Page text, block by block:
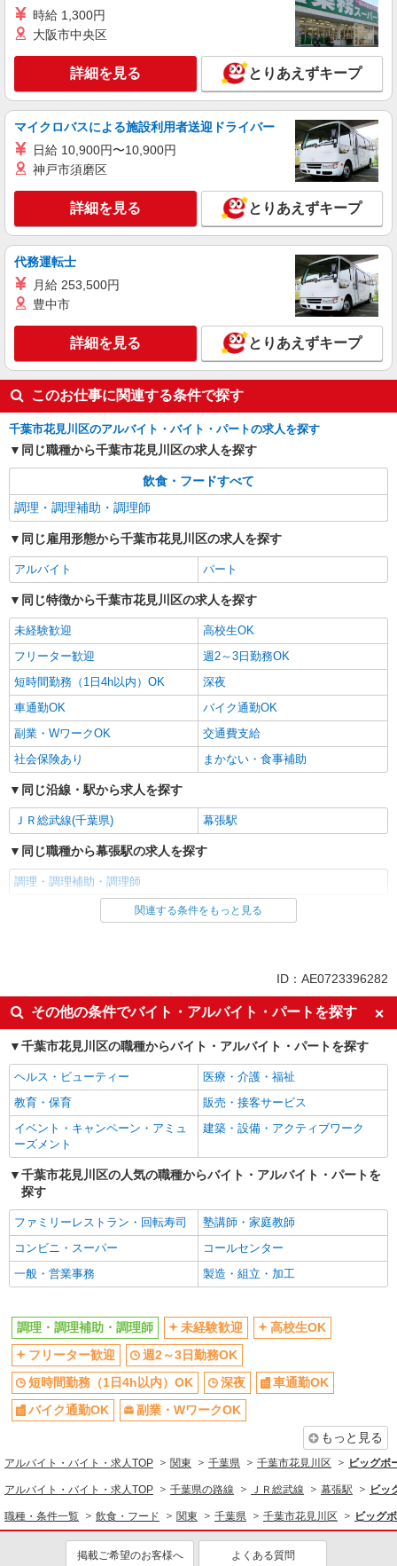
時給 1,300円
大阪市中央区
詳細を見る とりあえずキープ
マイクロバスによる施設利用者送迎ドライバー
日給 10,900円〜10,900円
神戸市須磨区
詳細を見る とりあえずキープ
代務運転士
月給 253,500円
豊中市
詳細を見る とりあえずキープ
このお仕事に関連する条件で探す
千葉市花見川区のアルバイト・バイト・パートの求人を探す
同じ職種から千葉市花見川区の求人を探す
飲食・フードすべて
調理・調理補助・調理師
同じ雇用形態から千葉市花見川区の求人を探す
アルバイト パート
同じ特徴から千葉市花見川区の求人を探す
未経験歓迎
高校生OK
フリーター歓迎
週2～3日勤務OK
短時間勤務（1日4h以内）OK
深夜
車通勤OK
バイク通勤OK
副業・WワークOK
交通費支給
社会保険あり
まかない・食事補助
同じ沿線・駅から求人を探す
ＪＲ総武線(千葉県) 幕張駅
同じ職種から幕張駅の求人を探す
調理・調理補助・調理師
同じ雇用形態から幕張駅の求人を探す
未経験歓迎
高校生OK
フリーター歓迎
週2～3日勤務OK
短時間勤務（1日4h以内）OK
深夜
車通勤OK
バイク通勤OK
副業・WワークOK
交通費支給
社会保険あり
まかない・食事補助
調理・調理補助・調理師
同じ特徴から求人を探す
未経験歓迎
高校生OK
深夜
車通勤OK
副業・WワークOK
交通費支給
社会保険あり
まかない・食事補助
関連する条件をもっと見る
ID：AE0723396282
その他の条件でバイト・アルバイト・パートを探す
千葉市花見川区の職種からバイト・アルバイト・パートを探す
ヘルス・ビューティー
医療・介護・福祉
教育・保育
販売・接客サービス
イベント・キャンペーン・アミュ
ーズメント
建築・設備・アクティブワーク
千葉市花見川区の人気の職種からバイト・アルバイト・パートを
探す
ファミリーレストラン・回転寿司
塾講師・家庭教師
コンビニ・スーパー
コールセンター
一般・営業事務
製造・組立・加工
調理・調理補助・調理師 未経験歓迎
高校生OK
フリーター歓迎
週2～3日勤務OK
短時間勤務（1日4h以内）OK
深夜
車通勤OK
バイク通勤OK
副業・WワークOK
もっと見る
アルバイト・バイト・求人TOP 関東 千葉県 千葉市花見川区 ビッグボ
アルバイト・バイト・求人TOP 千葉県の路線 ＪＲ総武線 幕張駅 ビッ
職種・条件一覧 飲食・フード 関東 千葉県 千葉市花見川区 ビッグ
掲載ご希望のお客様へ よくある質問